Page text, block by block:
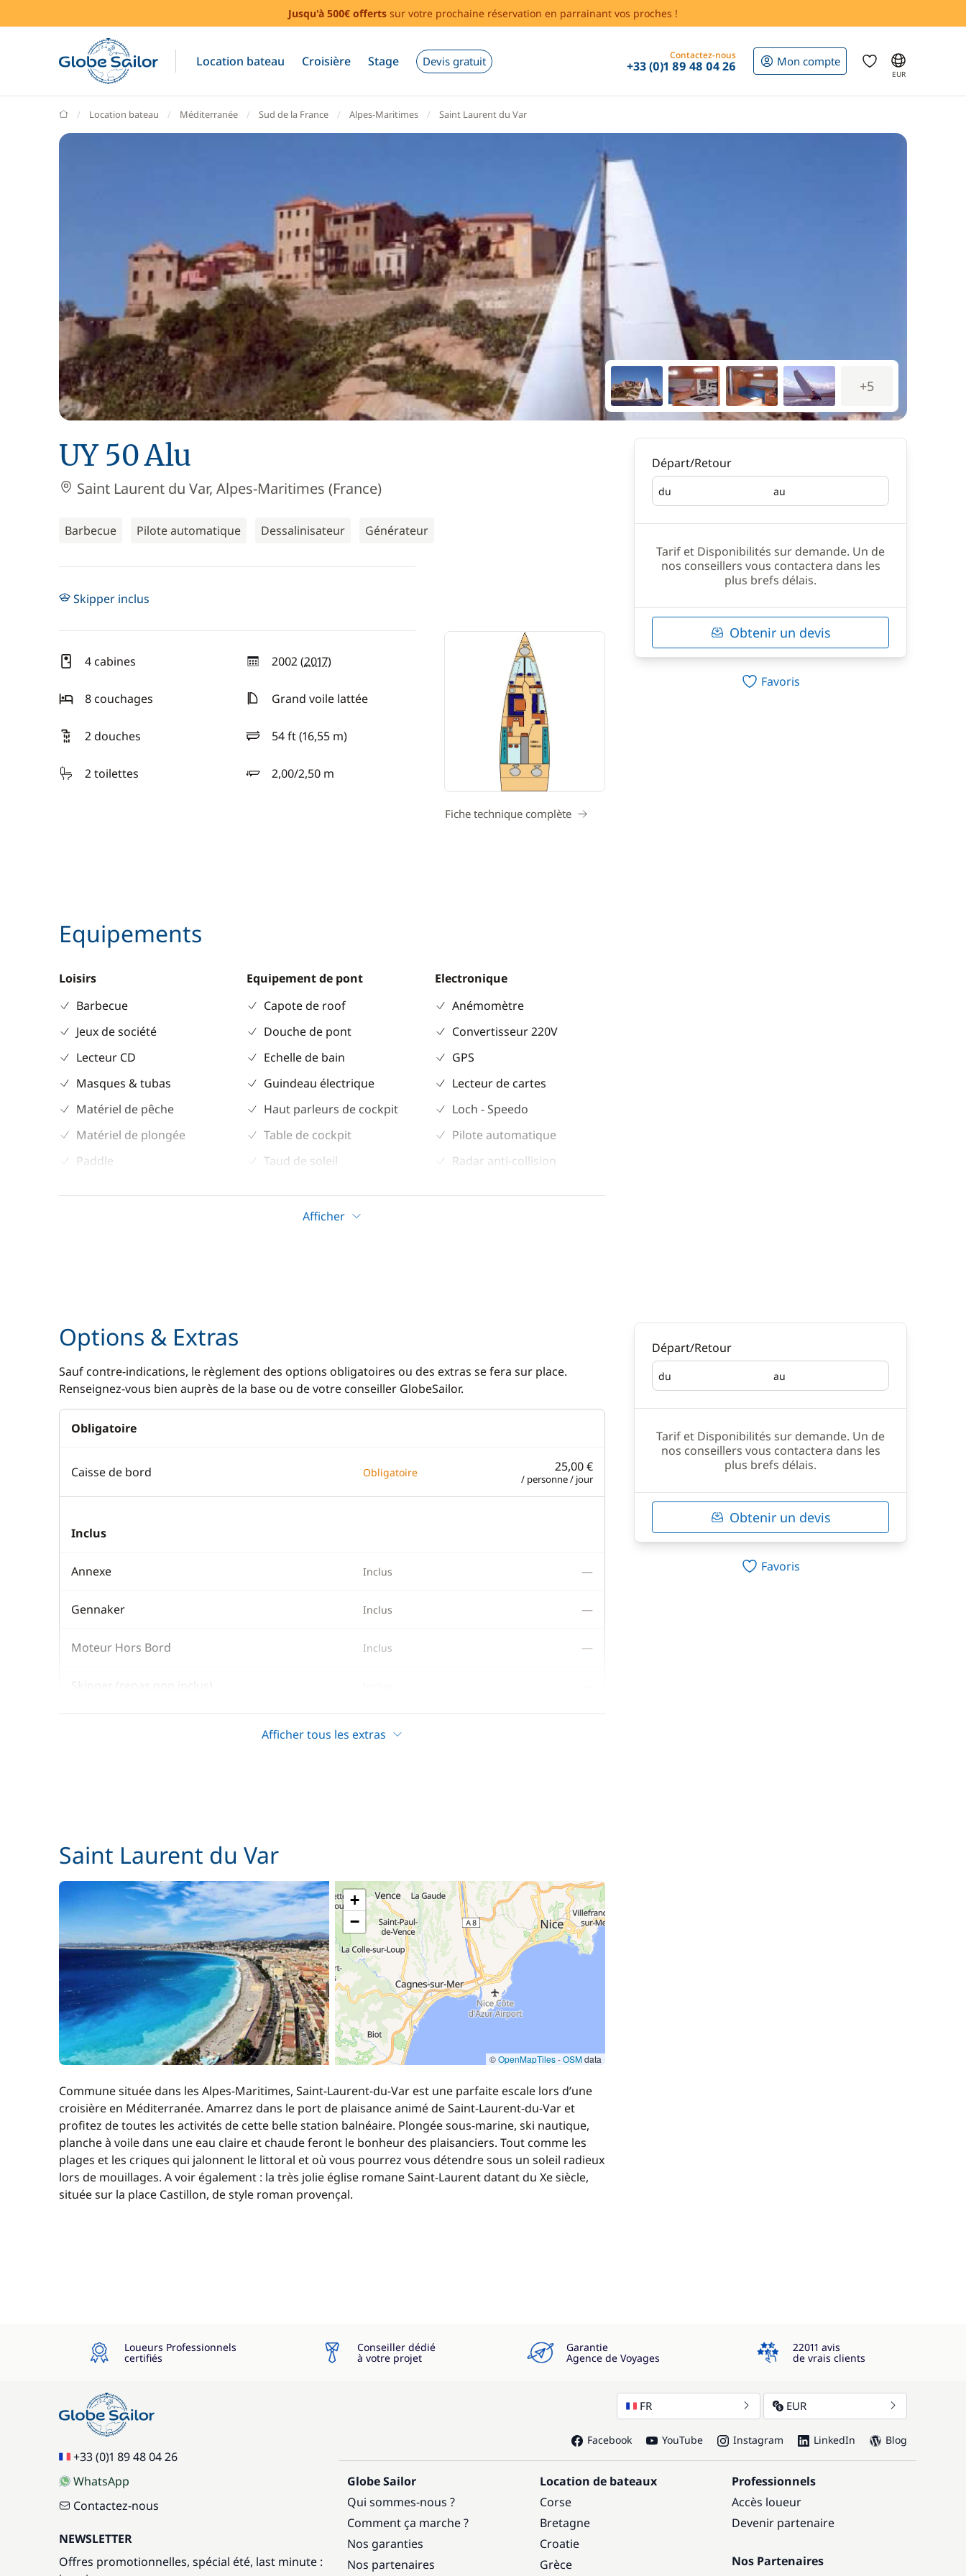
Jusqu'à 500€ offerts sur votre prochaine réservation en parrainant vos proches !
Location bateau Croisière Stage Devis gratuit Contactez-nous
+33 (0)1 89 48 04 26 Mon compte
EUR
GlobeSailor
Location bateau Méditerranée Sud de la France Alpes-Maritimes Saint Laurent du Var
+5
UY 50 Alu
Saint Laurent du Var, Alpes-Maritimes (France)
Barbecue Pilote automatique Dessalinisateur Générateur
Skipper inclus
4 cabines 2002 (2017)
année
8 couchages
Grand voile lattée
2 douches 54 ft (16,55 m)
longueur
2 toilettes
2,00/2,50 m
tirant d'eau
Fiche technique complète
Equipements
Loisirs
Barbecue
Jeux de société
Lecteur CD
Masques & tubas
Matériel de pêche
Matériel de plongée
Paddle
Equipement de pont
Capote de roof
Douche de pont
Echelle de bain
Guindeau électrique
Haut parleurs de cockpit
Table de cockpit
Taud de soleil
Electronique
Anémomètre
Convertisseur 220V
GPS
Lecteur de cartes
Loch - Speedo
Pilote automatique
Radar anti-collision
Générateur
WC électrique
Afficher
Départ/Retour
du
Départ au
Retour
Tarif et Disponibilités sur demande. Un de
nos conseillers vous contactera dans les
plus brefs délais.
Obtenir un devis
Favoris
Options & Extras
Sauf contre-indications, le règlement des options obligatoires ou des extras se fera sur place.
Renseignez-vous bien auprès de la base ou de votre conseiller GlobeSailor.
Obligatoire
Caisse de bord Obligatoire 25,00 €
/ personne / jour
Inclus
Annexe Inclus —
Gennaker Inclus —
Moteur Hors Bord Inclus —
Afficher tous les extras
Saint Laurent du Var
+
−
©OpenMapTiles-OSMdata
Commune située dans les Alpes-Maritimes, Saint-Laurent-du-Var est une parfaite escale lors d’une
croisière en Méditerranée. Amarrez dans le port de plaisance animé de Saint-Laurent-du-Var et
profitez de toutes les activités de cette belle station balnéaire. Plongée sous-marine, ski nautique,
planche à voile dans une eau claire et chaude feront le bonheur des plaisanciers. Tout comme les
plages et les criques qui jalonnent le littoral et où vous pourrez vous détendre sous un soleil radieux
lors de mouillages. A voir également : la très jolie église romane Saint-Laurent datant du Xe siècle,
située sur la place Castillon, de style roman provençal.
Départ/Retour
du
Départ au
Retour
Tarif et Disponibilités sur demande. Un de
nos conseillers vous contactera dans les
plus brefs délais.
Obtenir un devis
Favoris
Loueurs Professionnels
certifiés
Conseiller dédié
à votre projet
Garantie
Agence de Voyages
4.3
22011 avis
de vrais clients
+33 (0)1 89 48 04 26
WhatsApp
Contactez-nous
NEWSLETTER
Offres promotionnelles, spécial été, last minute :
FR EUR
Facebook YouTube Instagram LinkedIn Blog
Globe Sailor
Qui sommes-nous ?
Comment ça marche ?
Nos garanties
Nos partenaires
Location de bateaux
Corse
Bretagne
Croatie
Grèce
Professionnels
Accès loueur
Devenir partenaire
Nos Partenaires